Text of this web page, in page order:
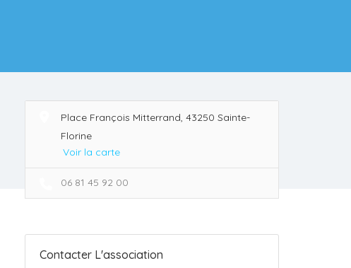
Place François Mitterrand, 43250 Sainte-
Florine
Voir la carte
06 81 45 92 00
Contacter L'association